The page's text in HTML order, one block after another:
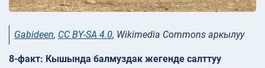
Gabideen, CC BY-SA 4.0, Wikimedia Commons аркылуу
8-факт: Кышында балмуздак жегенде салттуу